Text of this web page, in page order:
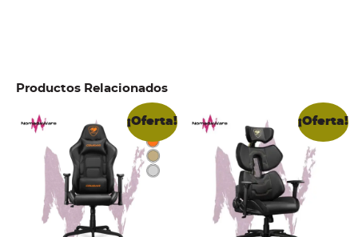
Productos Relacionados
¡Oferta! ¡Oferta!